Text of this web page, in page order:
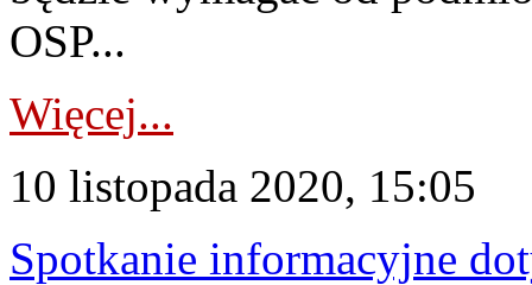
OSP...
Więcej...
10 listopada 2020, 15:05
Spotkanie informacyjne